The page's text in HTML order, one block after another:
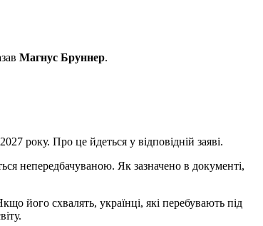
Магнус Бруннер.
року. Про це йдеться у відповідній заяві.
непередбачуваною. Як зазначено в документі,
його схвалять, українці, які перебувають під